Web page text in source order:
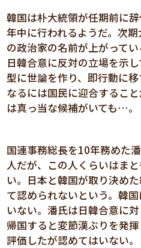
韓国は朴大統領が任期前に
年中に行われるようだ。次
の政治家の名前が上がって
日韓合意に反対の立場を示
型に世論を作り、即行動に
なるには国民に迎合するこ
は真っ当な候補がいても…。
国連事務総長を10年務めた
人だが、この人くらいはま
い。日本と韓国が取り決め
て認められないという。韓
いない。潘氏は日韓合意に
帰国すると変節漢ぶりを発
評価したが認めてはいない。